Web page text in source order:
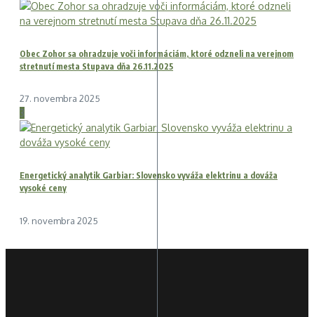
Obec Zohor sa ohradzuje voči informáciám, ktoré odzneli na verejnom
stretnutí mesta Stupava dňa 26.11.2025
27. novembra 2025
3
Energetický analytik Garbiar: Slovensko vyváža elektrinu a dováža
vysoké ceny
19. novembra 2025